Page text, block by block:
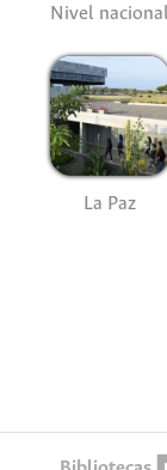
Nivel nacional
La Paz